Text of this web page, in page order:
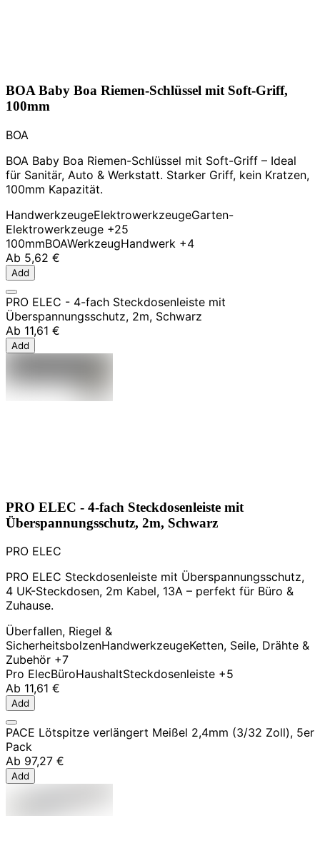
BOA Baby Boa Riemen-Schlüssel mit Soft-Griff,
100mm
BOA
BOA Baby Boa Riemen-Schlüssel mit Soft-Griff – Ideal
für Sanitär, Auto & Werkstatt. Starker Griff, kein Kratzen,
100mm Kapazität.
HandwerkzeugeElektrowerkzeugeGarten-
Elektrowerkzeuge +25
100mmBOAWerkzeugHandwerk +4
Ab 5,62 €
Add
PRO ELEC - 4-fach Steckdosenleiste mit
Überspannungsschutz, 2m, Schwarz
Ab 11,61 €
Add
PRO ELEC - 4-fach Steckdosenleiste mit
Überspannungsschutz, 2m, Schwarz
PRO ELEC
PRO ELEC Steckdosenleiste mit Überspannungsschutz,
4 UK-Steckdosen, 2m Kabel, 13A – perfekt für Büro &
Zuhause.
Überfallen, Riegel &
SicherheitsbolzenHandwerkzeugeKetten, Seile, Drähte &
Zubehör +7
Pro ElecBüroHaushaltSteckdosenleiste +5
Ab 11,61 €
Add
PACE Lötspitze verlängert Meißel 2,4mm (3/32 Zoll), 5er
Pack
Ab 97,27 €
Add